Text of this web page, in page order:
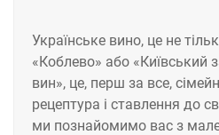
Українське вино, це не
«Коблево» або «Київський
вин», це, перш за все,
рецептура і ставлення до
ми познайомимо вас з